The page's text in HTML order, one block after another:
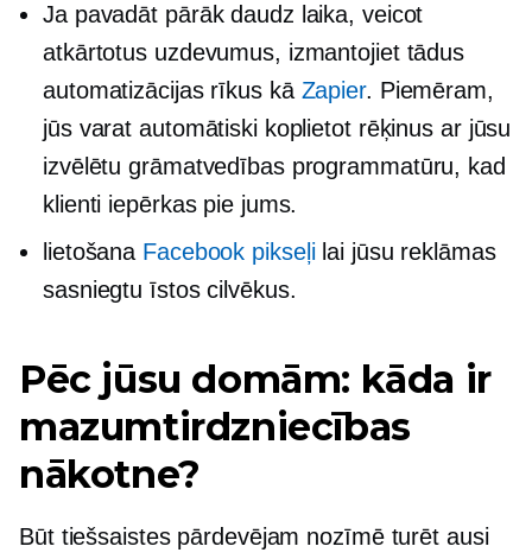
Ja pavadāt pārāk daudz laika, veicot
atkārtotus uzdevumus, izmantojiet tādus
automatizācijas rīkus kā Zapier. Piemēram,
jūs varat automātiski koplietot rēķinus ar jūsu
izvēlētu grāmatvedības programmatūru, kad
klienti iepērkas pie jums.
lietošana Facebook pikseļilai jūsu reklāmas
sasniegtu īstos cilvēkus.
Pēc jūsu domām: kāda ir
mazumtirdzniecības
nākotne?
Būt tiešsaistes pārdevējam nozīmē turēt ausi